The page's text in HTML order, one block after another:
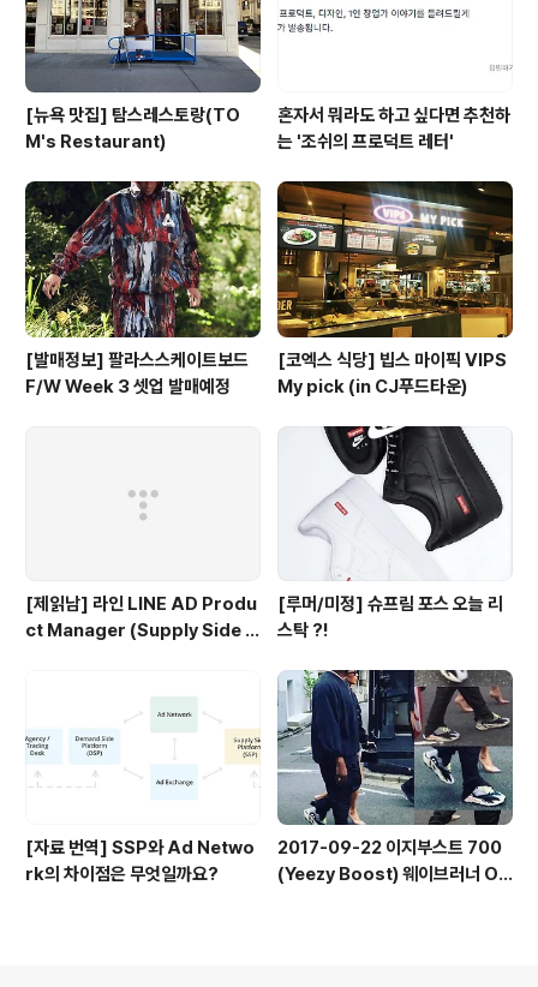
[뉴욕 맛집] 탐스레스토랑(TO
M's Restaurant)
혼자서 뭐라도 하고 싶다면 추천하
는 '조쉬의 프로덕트 레터'
[발매정보] 팔라스스케이트보드
F/W Week 3 셋업 발매예정
[코엑스 식당] 빕스 마이픽 VIPS
My pick (in CJ푸드타운)
[제읽남] 라인 LINE AD Produ
ct Manager (Supply Side P
[루머/미정] 슈프림 포스 오늘 리
스탁 ?!
[자료 번역] SSP와 Ad Netwo
rk의 차이점은 무엇일까요?
2017-09-22 이지부스트 700
(Yeezy Boost) 웨이브러너 OG